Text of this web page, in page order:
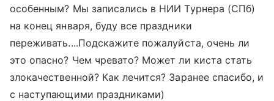
особенным? Мы записались в НИИ Турнера (СПб)
на конец января, буду все праздники
переживать....Подскажите пожалуйста, очень ли
это опасно? Чем чревато? Может ли киста стать
злокачественной? Как лечится? Заранее спасибо, и
с наступающими праздниками)